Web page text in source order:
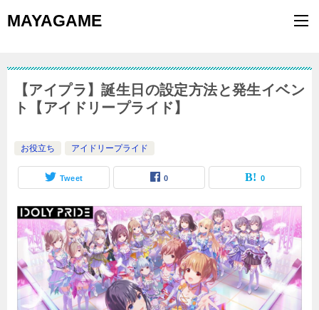
MAYAGAME
【アイプラ】誕生日の設定方法と発生イベン
ト【アイドリープライド】
お役立ち アイドリープライド
Tweet 0 0